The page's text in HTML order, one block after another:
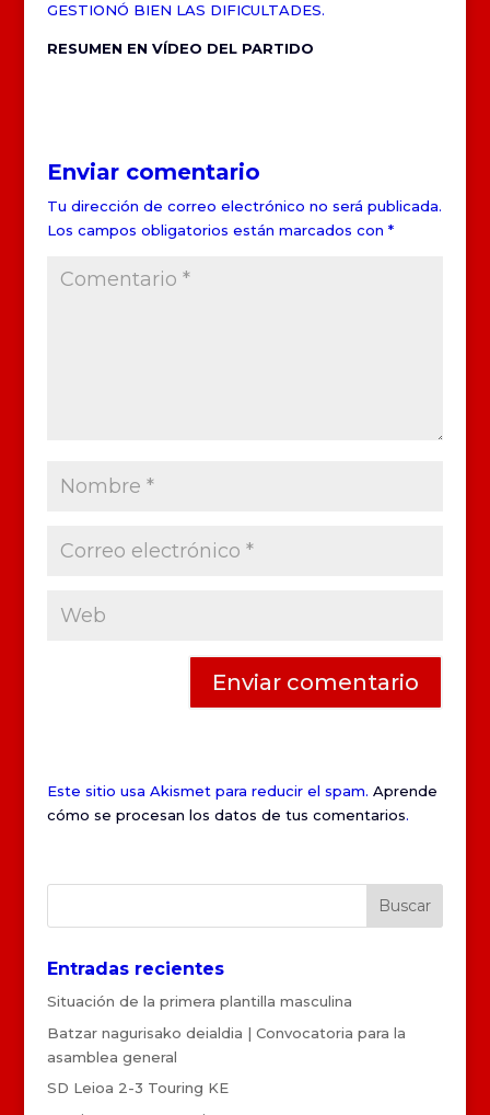
GESTIONÓ BIEN LAS DIFICULTADES.
RESUMEN EN VÍDEO DEL PARTIDO
Enviar comentario
Tu dirección de correo electrónico no será publicada.
Los campos obligatorios están marcados con *
Este sitio usa Akismet para reducir el spam. Aprende
cómo se procesan los datos de tus comentarios.
Entradas recientes
Situación de la primera plantilla masculina
Batzar nagurisako deialdia | Convocatoria para la
asamblea general
SD Leioa 2-3 Touring KE